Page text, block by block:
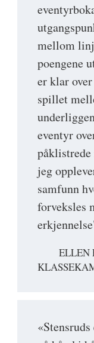
mellom
poengene
er klar
spillet
eventyr
jeg
samfunn
forveksles
ELLEN